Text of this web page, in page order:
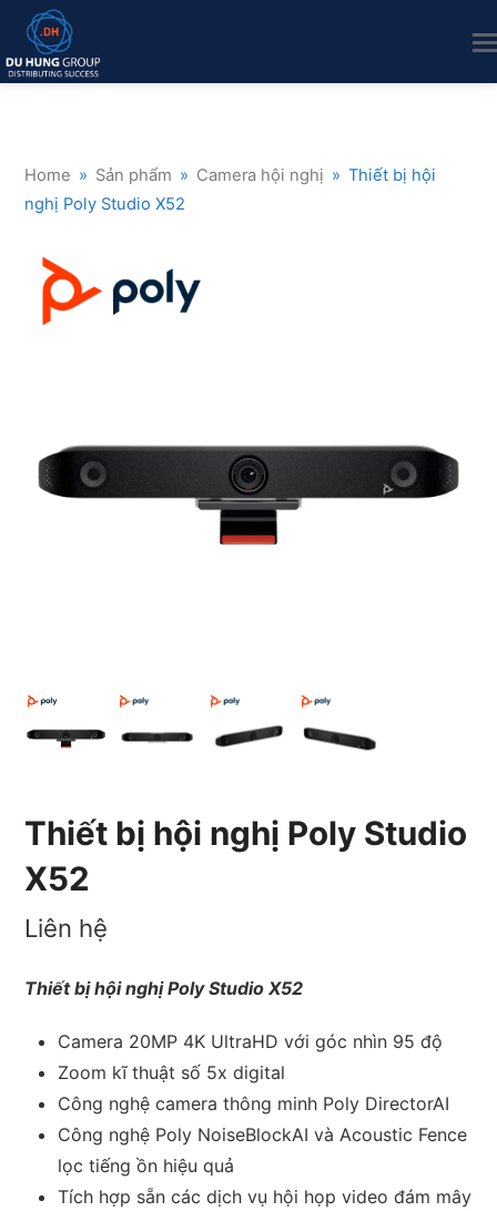
Home » Sản phẩm » Camera hội nghị » Thiết bị hội
nghị Poly Studio X52
Thiết bị hội nghị Poly Studio
X52
Liên hệ
Thiết bị hội nghị Poly Studio X52
Camera 20MP 4K UltraHD với góc nhìn 95 độ
Zoom kĩ thuật số 5x digital
Công nghệ camera thông minh Poly DirectorAI
Công nghệ Poly NoiseBlockAI và Acoustic Fence
lọc tiếng ồn hiệu quả
Tích hợp sẵn các dịch vụ hội họp video đám mây